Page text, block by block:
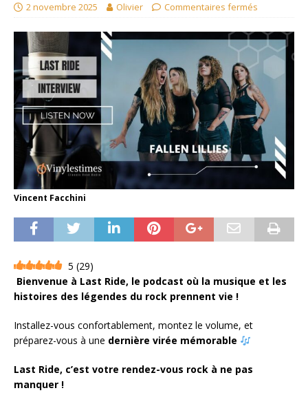
2 novembre 2025 Olivier Commentaires fermés
Vincent Facchini
5 (29)
Bienvenue à Last Ride, le podcast où la musique et les
histoires des légendes du rock prennent vie !
Installez-vous confortablement, montez le volume, et
préparez-vous à une dernière virée mémorable
Last Ride, c’est votre rendez-vous rock à ne pas
manquer !